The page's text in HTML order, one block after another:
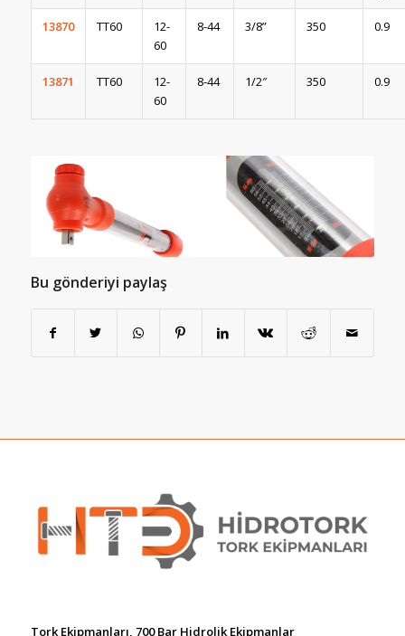
13870 TT60
12-
60
8-44 3/8” 350 0.9
13871 TT60
12-
60
8-44 1/2″ 350 0.9
Bu gönderiyi paylaş
Tork Ekipmanları, 700 Bar Hidrolik Ekipmanlar